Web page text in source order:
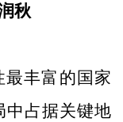
秋
丰富的国家
中占据关键地